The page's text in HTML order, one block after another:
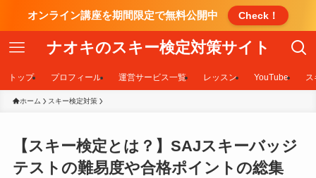
オンライン講座を期間限定で無料公開中 Check！
ナオキのスキー検定対策サイト
トップ プロフィール 運営サービス一覧 レッスン YouTube ス
ホーム スキー検定対策
【スキー検定とは？】SAJスキーバッジ
テストの難易度や合格ポイントの総集